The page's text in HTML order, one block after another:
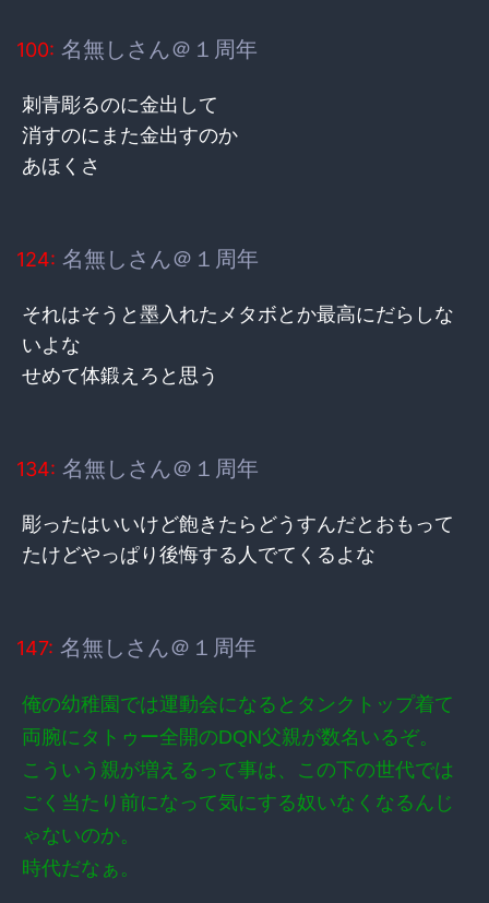
100: 名無しさん＠１周年
刺青彫るのに金出して
消すのにまた金出すのか
あほくさ
124: 名無しさん＠１周年
それはそうと墨入れたメタボとか最高にだらしな
いよな
せめて体鍛えろと思う
134: 名無しさん＠１周年
彫ったはいいけど飽きたらどうすんだとおもって
たけどやっぱり後悔する人でてくるよな
147: 名無しさん＠１周年
俺の幼稚園では運動会になるとタンクトップ着て
両腕にタトゥー全開のDQN父親が数名いるぞ。
こういう親が増えるって事は、この下の世代では
ごく当たり前になって気にする奴いなくなるんじ
ゃないのか。
時代だなぁ。